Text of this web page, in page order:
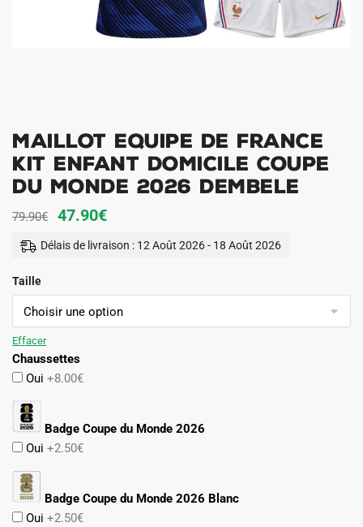
Maillot Equipe de France
Kit Enfant Domicile Coupe
du Monde 2026 Dembele
79.90€
Le
prix
79.90€.
47.90€Le
prix
47.90€.
Délais de livraison : 12 Août 2026 - 18 Août 2026
Taille
Effacer
Chaussettes
Oui +8.00€
Badge Coupe du Monde 2026
Oui +2.50€
Badge Coupe du Monde 2026 Blanc
Oui +2.50€